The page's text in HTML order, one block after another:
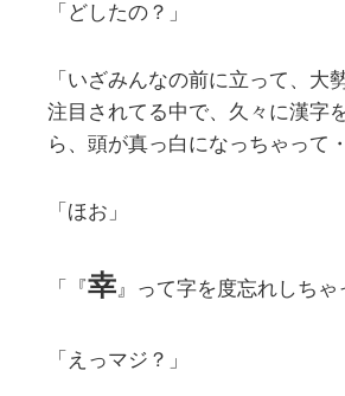
「どしたの？」
「いざみんなの前に立って、大
注目されてる中で、久々に漢字
ら、頭が真っ白になっちゃって
「ほお」
「『 幸』って字を度忘れしちゃ
「えっマジ？」